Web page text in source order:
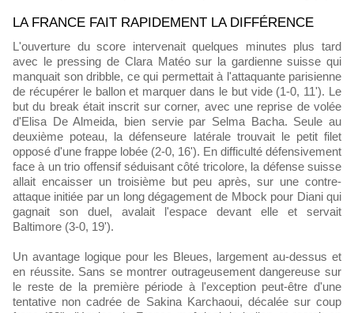
LA FRANCE FAIT RAPIDEMENT LA DIFFÉRENCE
L'ouverture du score intervenait quelques minutes plus tard
avec le pressing de Clara Matéo sur la gardienne suisse qui
manquait son dribble, ce qui permettait à l'attaquante parisienne
de récupérer le ballon et marquer dans le but vide (1-0, 11'). Le
but du break était inscrit sur corner, avec une reprise de volée
d'Elisa De Almeida, bien servie par Selma Bacha. Seule au
deuxième poteau, la défenseure latérale trouvait le petit filet
opposé d'une frappe lobée (2-0, 16'). En difficulté défensivement
face à un trio offensif séduisant côté tricolore, la défense suisse
allait encaisser un troisième but peu après, sur une contre-
attaque initiée par un long dégagement de Mbock pour Diani qui
gagnait son duel, avalait l'espace devant elle et servait
Baltimore (3-0, 19').
Un avantage logique pour les Bleues, largement au-dessus et
en réussite. Sans se montrer outrageusement dangereuse sur
le reste de la première période à l'exception peut-être d'une
tentative non cadrée de Sakina Karchaoui, décalée sur coup